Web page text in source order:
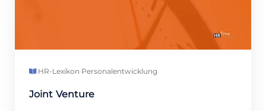
HR-Lexikon·Personalentwicklung
Joint Venture